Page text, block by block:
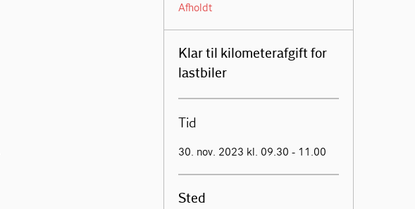
Afholdt
Klar til kilometerafgift for
lastbiler
Tid
30. nov. 2023 kl. 09.30 - 11.00
Sted